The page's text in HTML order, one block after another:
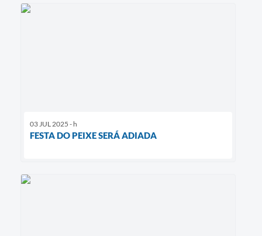
03 JUL 2025 - h
FESTA DO PEIXE SERÁ ADIADA